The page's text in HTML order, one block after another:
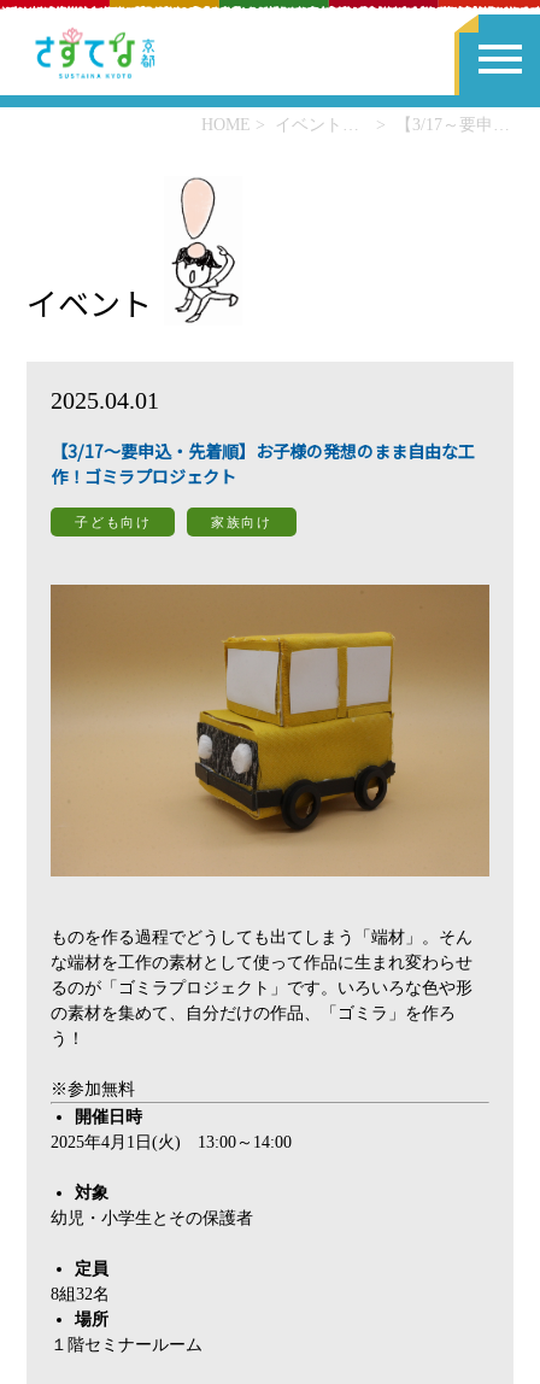
HOME
イベント
2025.04.01
【3/17～要申込・先着順】お子様の発想のまま自由な工
作！ゴミラプロジェクト
子ども向け 家族向け
ものを作る過程でどうしても出てしまう「端材」。そん
な端材を工作の素材として使って作品に生まれ変わらせ
るのが「ゴミラプロジェクト」です。いろいろな色や形
の素材を集めて、自分だけの作品、「ゴミラ」を作ろ
う！
※参加無料
開催日時
2025年4月1日(火) 13:00～14:00
対象
幼児・小学生とその保護者
定員
8組32名
場所
１階セミナールーム